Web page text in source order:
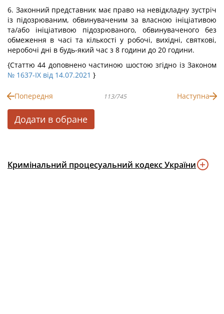
6. Законний представник має право на невідкладну зустріч
із підозрюваним, обвинуваченим за власною ініціативою
та/або ініціативою підозрюваного, обвинуваченого без
обмеження в часі та кількості у робочі, вихідні, святкові,
неробочі дні в будь-який час з 8 години до 20 години.
{Статтю 44 доповнено частиною шостою згідно із Законом
№ 1637-IX від 14.07.2021 }
Попередня 113/745 Наступна
Додати в обране
Кримінальний процесуальний кодекс України